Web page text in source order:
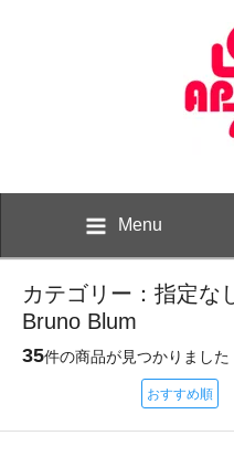
Menu
カテゴリー：指定な
Bruno Blum
35件の商品が見つかりました
おすすめ順